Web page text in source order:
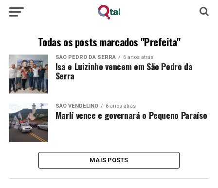
Todas os posts marcados "Prefeita"
SÃO PEDRO DA SERRA 6 anos atrás
Isa e Luizinho vencem em São Pedro da
Serra
SÃO VENDELINO 6 anos atrás
Marlí vence e governará o Pequeno Paraíso
MAIS POSTS